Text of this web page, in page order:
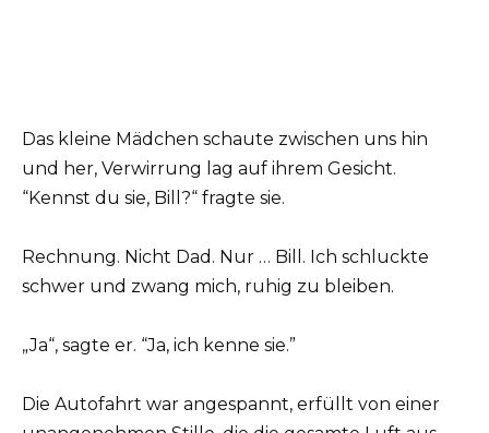
Das kleine Mädchen schaute zwischen uns hin
und her, Verwirrung lag auf ihrem Gesicht.
“Kennst du sie, Bill?“ fragte sie.
Rechnung. Nicht Dad. Nur … Bill. Ich schluckte
schwer und zwang mich, ruhig zu bleiben.
„Ja“, sagte er. “Ja, ich kenne sie.”
Die Autofahrt war angespannt, erfüllt von einer